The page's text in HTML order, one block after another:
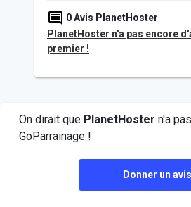
0Avis PlanetHoster
PlanetHoster n'a pas encore
premier !
On dirait que PlanetHoster n'a
GoParrainage !
Donner un avis